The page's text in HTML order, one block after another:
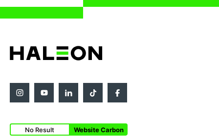
No Result Website Carbon